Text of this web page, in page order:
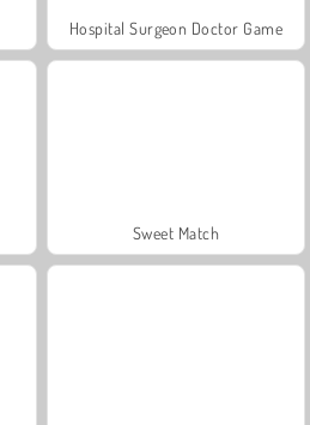
Hospital Surgeon Doctor Game
Sweet Match